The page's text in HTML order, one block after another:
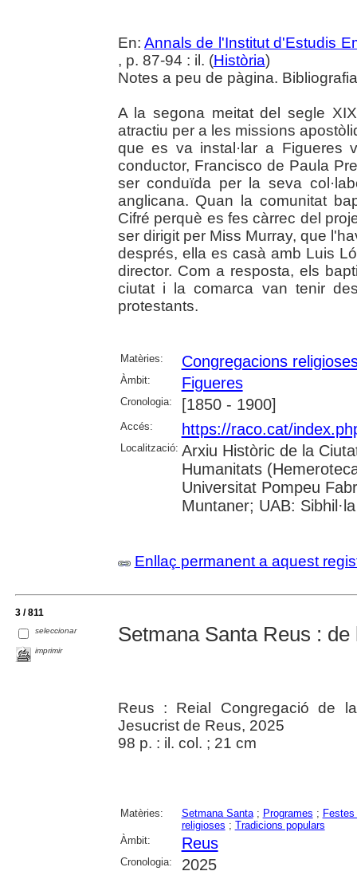
En:Annals de l'Institut d'Estudis
, p. 87-94 : il. (Història)
Notes a peu de pàgina.
A la segona meitat del segle
atractiu per a les missions
que es va instal·lar a Figueres
conductor, Francisco de Paula
ser conduïda per la seva
anglicana. Quan la comunitat
Cifré perquè es fes càrrec del
ser dirigit per Miss Murray, que
després, ella es casà amb Luis
director. Com a resposta, els
ciutat i la comarca van tenir
protestants.
Matèries: Congregacions
Àmbit: Figueres
Cronologia: [1850 - 1900]
Accés: https://raco.cat/
Localització: Arxiu Històric de la
Humanitats
Universitat Pompeu
Muntaner; UAB: Sibhil·la
Enllaç permanent a aquest
3 / 811
seleccionar
imprimir
Setmana Santa Reus :
Reus : Reial Congregació de
Jesucrist de Reus, 2025
98 p. : il. col. ; 21 cm
Matèries: Setmana Santa; Programes ;
religioses ; Tradicions populars
Àmbit:
Reus
Cronologia: 2025